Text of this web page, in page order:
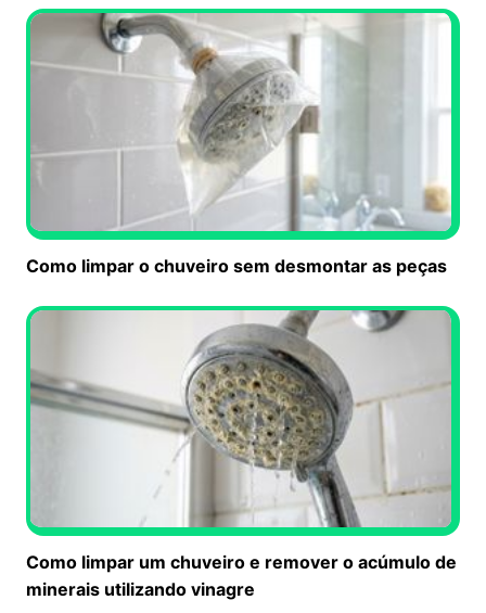
Como limpar o chuveiro sem desmontar as peças
Como limpar um chuveiro e remover o acúmulo de
minerais utilizando vinagre